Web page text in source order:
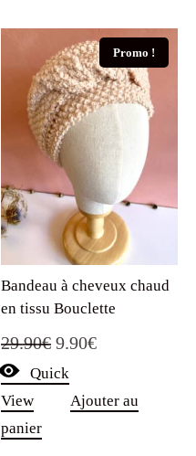
Promo !
Bandeau à cheveux chaud
en tissu Bouclette
29.90€ Le
prix
initial
9.90€Le
actuel
Quick
View
Ajouter au
panier